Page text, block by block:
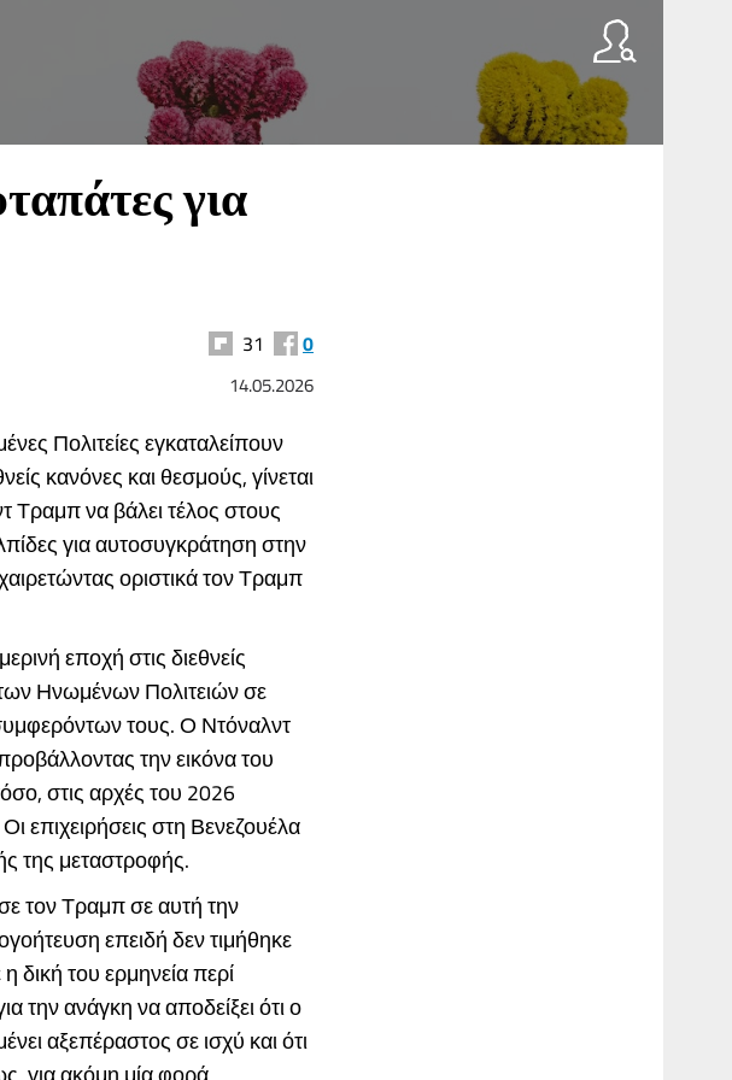
για
31 0
14.05.2026
Πολιτείες εγκαταλείπουν
κανόνες και θεσμούς, γίνεται
Τραμπ να βάλει τέλος στους
για αυτοσυγκράτηση στην
οριστικά τον Τραμπ
εποχή στις διεθνείς
Ηνωμένων Πολιτειών σε
τους. Ο Ντόναλντ
την εικόνα του
στις αρχές του 2026
επιχειρήσεις στη Βενεζουέλα
της μεταστροφής.
τον Τραμπ σε αυτή την
επειδή δεν τιμήθηκε
του ερμηνεία περί
την ανάγκη να αποδείξει ότι ο
αξεπέραστος σε ισχύ και ότι